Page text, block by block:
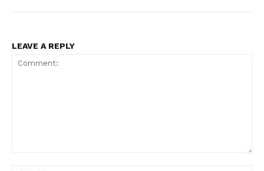
LEAVE A REPLY